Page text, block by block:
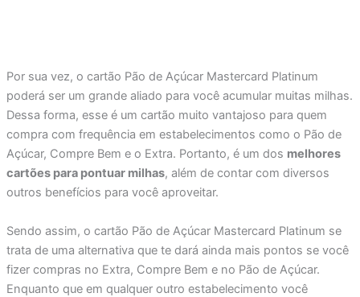
Por sua vez, o cartão Pão de Açúcar Mastercard Platinum
poderá ser um grande aliado para você acumular muitas milhas.
Dessa forma, esse é um cartão muito vantajoso para quem
compra com frequência em estabelecimentos como o Pão de
Açúcar, Compre Bem e o Extra. Portanto, é um dos melhores
cartões para pontuar milhas, além de contar com diversos
outros benefícios para você aproveitar.
Sendo assim, o cartão Pão de Açúcar Mastercard Platinum se
trata de uma alternativa que te dará ainda mais pontos se você
fizer compras no Extra, Compre Bem e no Pão de Açúcar.
Enquanto que em qualquer outro estabelecimento você